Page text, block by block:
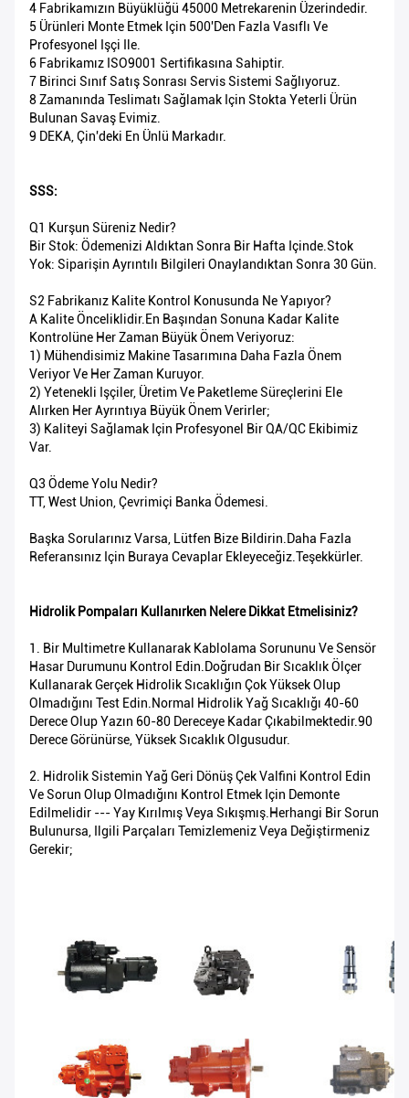
4 Fabrikamızın Büyüklüğü 45000 Metrekarenin Üzerindedir.
5 Ürünleri Monte Etmek Için 500'den Fazla Vasıflı Ve
Profesyonel Işçi Ile.
6 Fabrikamız ISO9001 Sertifikasına Sahiptir.
7 Birinci Sınıf Satış Sonrası Servis Sistemi Sağlıyoruz.
8 Zamanında Teslimatı Sağlamak Için Stokta Yeterli Ürün
Bulunan Savaş Evimiz.
9 DEKA, Çin'deki En Ünlü Markadır.
SSS:
Q1 Kurşun Süreniz Nedir?
Bir Stok: Ödemenizi Aldıktan Sonra Bir Hafta Içinde.Stok
Yok: Siparişin Ayrıntılı Bilgileri Onaylandıktan Sonra 30 Gün.
S2 Fabrikanız Kalite Kontrol Konusunda Ne Yapıyor?
A Kalite Önceliklidir.En Başından Sonuna Kadar Kalite
Kontrolüne Her Zaman Büyük Önem Veriyoruz:
1) Mühendisimiz Makine Tasarımına Daha Fazla Önem
Veriyor Ve Her Zaman Kuruyor.
2) Yetenekli Işçiler, Üretim Ve Paketleme Süreçlerini Ele
Alırken Her Ayrıntıya Büyük Önem Verirler;
3) Kaliteyi Sağlamak Için Profesyonel Bir QA/QC Ekibimiz
Var.
Q3 Ödeme Yolu Nedir?
TT, West Union, Çevrimiçi Banka Ödemesi.
Başka Sorularınız Varsa, Lütfen Bize Bildirin.Daha Fazla
Referansınız Için Buraya Cevaplar Ekleyeceğiz.Teşekkürler.
Hidrolik Pompaları Kullanırken Nelere Dikkat Etmelisiniz?
1. Bir Multimetre Kullanarak Kablolama Sorununu Ve Sensör
Hasar Durumunu Kontrol Edin.Doğrudan Bir Sıcaklık Ölçer
Kullanarak Gerçek Hidrolik Sıcaklığın Çok Yüksek Olup
Olmadığını Test Edin.Normal Hidrolik Yağ Sıcaklığı 40-60
Derece Olup Yazın 60-80 Dereceye Kadar Çıkabilmektedir.90
Derece Görünürse, Yüksek Sıcaklık Olgusudur.
2. Hidrolik Sistemin Yağ Geri Dönüş Çek Valfini Kontrol Edin
Ve Sorun Olup Olmadığını Kontrol Etmek Için Demonte
Edilmelidir --- Yay Kırılmış Veya Sıkışmış.Herhangi Bir Sorun
Bulunursa, Ilgili Parçaları Temizlemeniz Veya Değiştirmeniz
Gerekir;